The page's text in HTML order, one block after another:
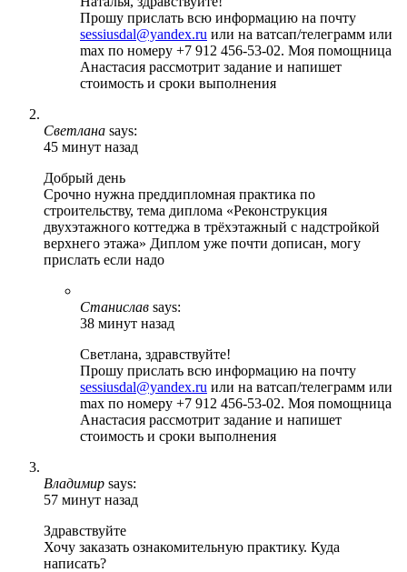
Прошу прислать всю информацию на почту
sessiusdal@yandex.ru или на ватсап/телеграмм или
max по номеру +7 912 456-53-02. Моя помощница
Анастасия рассмотрит задание и напишет
стоимость и сроки выполнения
Светлана says:
45 минут назад
Добрый день
Срочно нужна преддипломная практика по
строительству, тема диплома «Реконструкция
двухэтажного коттеджа в трёхэтажный с надстройкой
верхнего этажа» Диплом уже почти дописан, могу
прислать если надо
Станислав says:
38 минут назад
Светлана, здравствуйте!
Прошу прислать всю информацию на почту
sessiusdal@yandex.ru или на ватсап/телеграмм или
max по номеру +7 912 456-53-02. Моя помощница
Анастасия рассмотрит задание и напишет
стоимость и сроки выполнения
Владимир says:
57 минут назад
Здравствуйте
Хочу заказать ознакомительную практику. Куда
написать?